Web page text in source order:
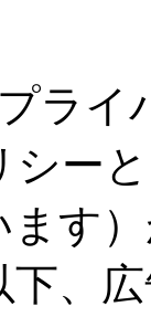
ライ
ー
す
下、